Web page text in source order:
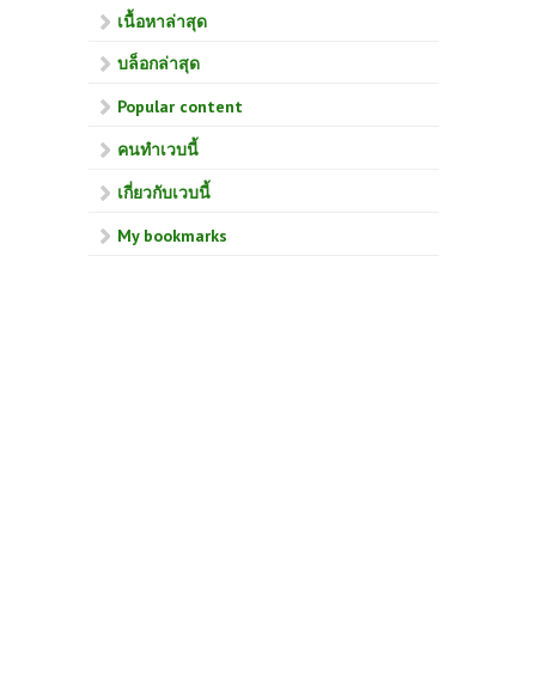
เนื้อหาล่าสุด
บล็อกล่าสุด
Popular content
คนทำเวบนี้
เกี่ยวกับเวบนี้
My bookmarks